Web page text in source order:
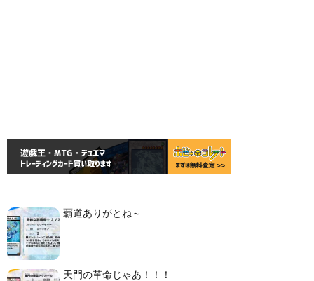
覇道ありがとね～
天門の革命じゃあ！！！